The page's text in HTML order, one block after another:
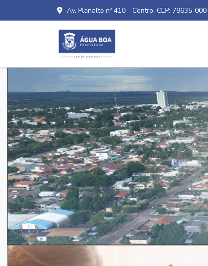
Av. Planalto nº 410 - Centro. CEP: 78635-000